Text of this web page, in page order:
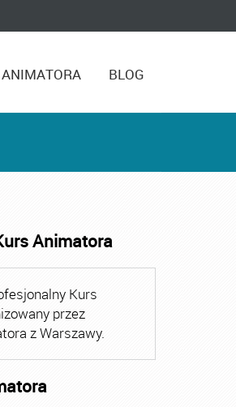
BLOG
Wolnego Warszawa
Animatora
Kurs
przez
z Warszawy.